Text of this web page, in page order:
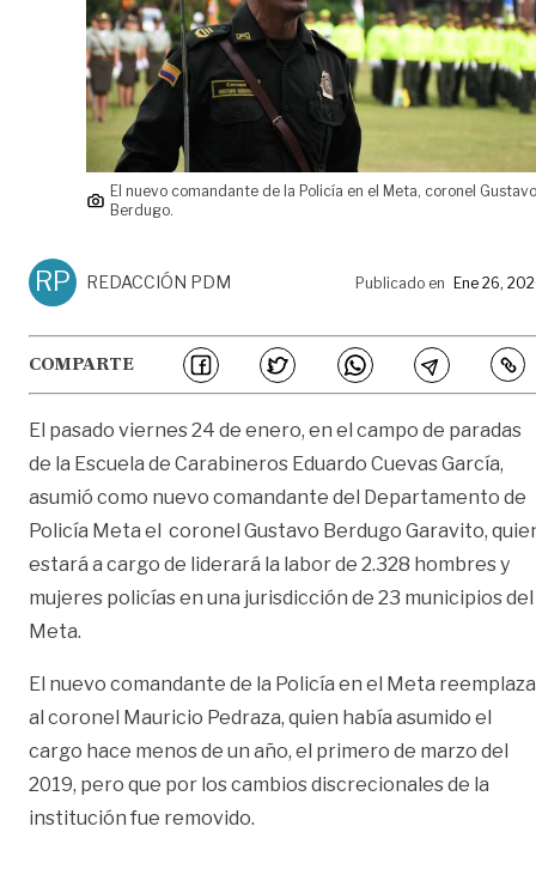
El nuevo comandante de la Policía en el Meta, coronel Gustavo
Berdugo.
RP REDACCIÓN PDM Publicado en Ene 26,
COMPARTE
El pasado viernes 24 de enero, en el campo de paradas
de la Escuela de Carabineros Eduardo Cuevas García,
asumió como nuevo comandante del Departamento de
Policía Meta el coronel Gustavo Berdugo Garavito,
estará a cargo de liderará la labor de 2.328 hombres y
mujeres policías en una jurisdicción de 23 municipios del
Meta.
El nuevo comandante de la Policía en el Meta reemplaza
al coronel Mauricio Pedraza, quien había asumido el
cargo hace menos de un año, el primero de marzo del
2019, pero que por los cambios discrecionales de la
institución fue removido.